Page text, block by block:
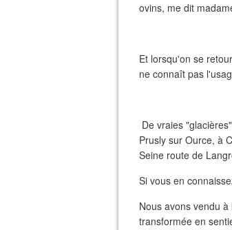
ovins, me dit
Et lorsqu'on se
ne connaît pas
De vraies
Prusly sur Ource, à
Seine route de
Si vous en
Nous avons vendu
transformée en